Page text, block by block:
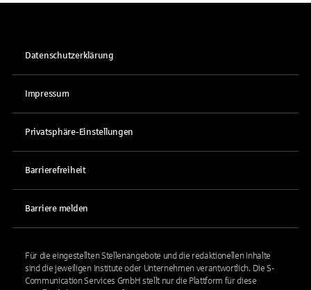
Datenschutzerklärung
Impressum
Privatsphäre-Einstellungen
Barrierefreiheit
Barriere melden
Für die eingestellten Stellenangebote und die redaktionellen Inhalte
sind die jeweiligen Institute oder Unternehmen verantwortlich. Die S-
Communication Services GmbH stellt nur die Plattform für diese